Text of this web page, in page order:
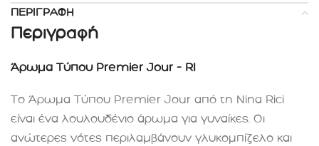
ΠΕΡΙΓΡΑΦΉ
Περιγραφή
Άρωμα Τύπου Premier Jour – RI
Το Άρωμα Τύπου Premier Jour από τη Nina Rici
είναι ένα λουλουδένιο άρωμα για γυναίκες. Οι
ανώτερες νότες περιλαμβάνουν γλυκομπίζελο και